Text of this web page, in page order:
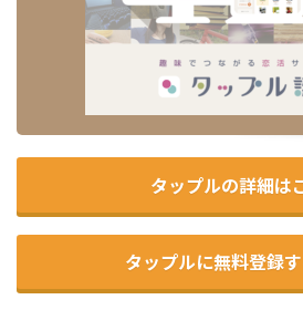
タップルの詳細は
タップルに無料登録